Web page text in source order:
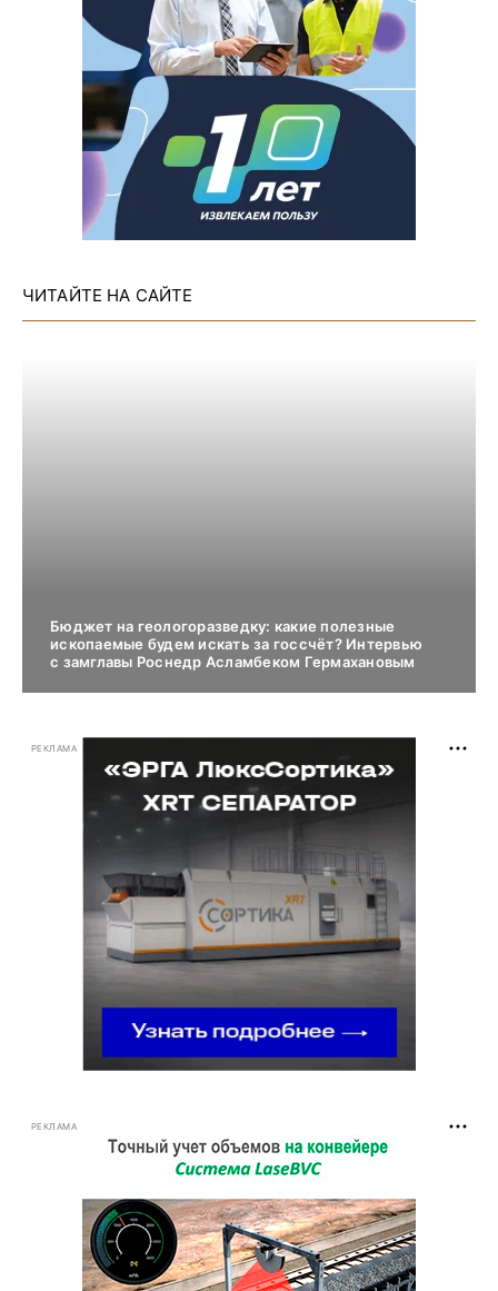
ЧИТАЙТЕ НА САЙТЕ
Бюджет на геологоразведку: какие полезные
ископаемые будем искать за госсчёт? Интервью
с замглавы Роснедр Асламбеком Гермахановым
РЕКЛАМА
РЕКЛАМА